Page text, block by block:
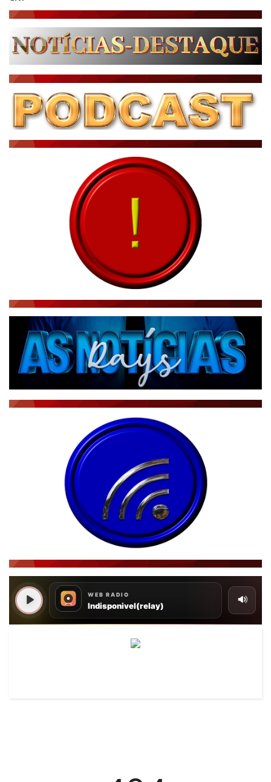
JORNAL DO BRASIL
CNN BRASIL
CBN GLOBO
ACONTECEU...VIROU MANCHETE!
BLOGS & COLUNAS
DIÁRIO DO NORDESTE - ÚLTIMA HORA
PODCAST - PONTO DE VISTA
NOTÍCIAS DESTAQUE DO DIA
BRASIL NOTÍCIAS
ÚLTIMAS NOTÍCIAS
NOTÍCIAS TAMBÉM NA TELA
BRASIL MUNDO AO VIVO